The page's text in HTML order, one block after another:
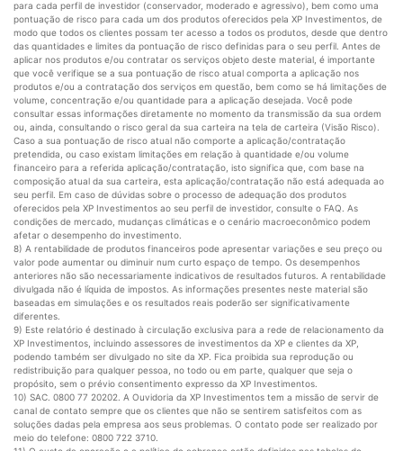
para cada perfil de investidor (conservador, moderado e agressivo), bem como uma
pontuação de risco para cada um dos produtos oferecidos pela XP Investimentos, de
modo que todos os clientes possam ter acesso a todos os produtos, desde que dentro
das quantidades e limites da pontuação de risco definidas para o seu perfil. Antes de
aplicar nos produtos e/ou contratar os serviços objeto deste material, é importante
que você verifique se a sua pontuação de risco atual comporta a aplicação nos
produtos e/ou a contratação dos serviços em questão, bem como se há limitações de
volume, concentração e/ou quantidade para a aplicação desejada. Você pode
consultar essas informações diretamente no momento da transmissão da sua ordem
ou, ainda, consultando o risco geral da sua carteira na tela de carteira (Visão Risco).
Caso a sua pontuação de risco atual não comporte a aplicação/contratação
pretendida, ou caso existam limitações em relação à quantidade e/ou volume
financeiro para a referida aplicação/contratação, isto significa que, com base na
composição atual da sua carteira, esta aplicação/contratação não está adequada ao
seu perfil. Em caso de dúvidas sobre o processo de adequação dos produtos
oferecidos pela XP Investimentos ao seu perfil de investidor, consulte o FAQ. As
condições de mercado, mudanças climáticas e o cenário macroeconômico podem
afetar o desempenho do investimento.
8) A rentabilidade de produtos financeiros pode apresentar variações e seu preço ou
valor pode aumentar ou diminuir num curto espaço de tempo. Os desempenhos
anteriores não são necessariamente indicativos de resultados futuros. A rentabilidade
divulgada não é líquida de impostos. As informações presentes neste material são
baseadas em simulações e os resultados reais poderão ser significativamente
diferentes.
9) Este relatório é destinado à circulação exclusiva para a rede de relacionamento da
XP Investimentos, incluindo assessores de investimentos da XP e clientes da XP,
podendo também ser divulgado no site da XP. Fica proibida sua reprodução ou
redistribuição para qualquer pessoa, no todo ou em parte, qualquer que seja o
propósito, sem o prévio consentimento expresso da XP Investimentos.
10) SAC. 0800 77 20202. A Ouvidoria da XP Investimentos tem a missão de servir de
canal de contato sempre que os clientes que não se sentirem satisfeitos com as
soluções dadas pela empresa aos seus problemas. O contato pode ser realizado por
meio do telefone: 0800 722 3710.